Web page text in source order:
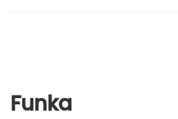
Funka